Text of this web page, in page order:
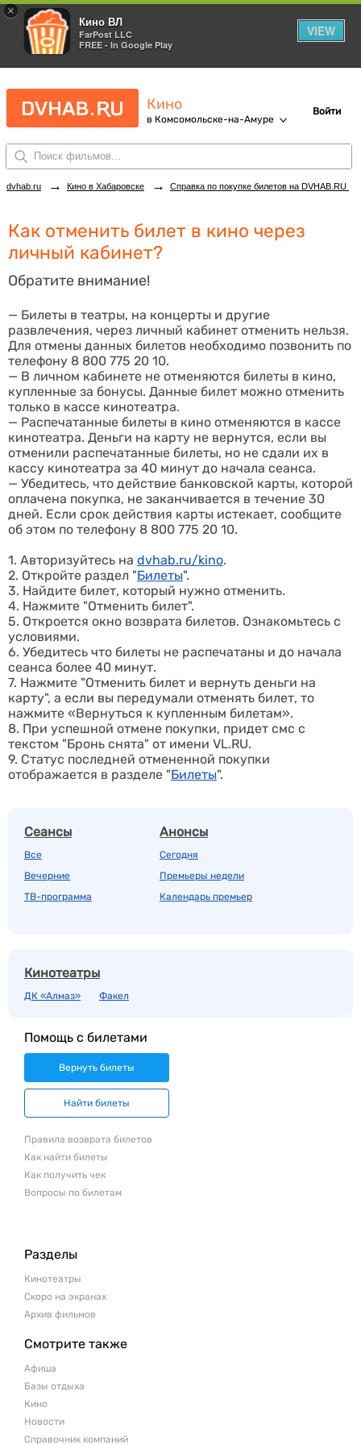
×
Кино ВЛ
FarPost LLC
FREE - In Google Play
VIEW
Кино
в Комсомольске-на-Амуре
Войти
dvhab.ru → Кино в Хабаровске → Справка по покупке билетов на DVHAB.RU
Как отменить билет в кино через
личный кабинет?
Обратите внимание!
— Билеты в театры, на концерты и другие
развлечения, через личный кабинет отменить нельзя.
Для отмены данных билетов необходимо позвонить по
телефону 8 800 775 20 10.
— В личном кабинете не отменяются билеты в кино,
купленные за бонусы. Данные билет можно отменить
только в кассе кинотеатра.
— Распечатанные билеты в кино отменяются в кассе
кинотеатра. Деньги на карту не вернутся, если вы
отменили распечатанные билеты, но не сдали их в
кассу кинотеатра за 40 минут до начала сеанса.
— Убедитесь, что действие банковской карты, которой
оплачена покупка, не заканчивается в течение 30
дней. Если срок действия карты истекает, сообщите
об этом по телефону 8 800 775 20 10.
1. Авторизуйтесь на dvhab.ru/kino.
2. Откройте раздел "Билеты".
3. Найдите билет, который нужно отменить.
4. Нажмите "Отменить билет".
5. Откроется окно возврата билетов. Ознакомьтесь с
условиями.
6. Убедитесь что билеты не распечатаны и до начала
сеанса более 40 минут.
7. Нажмите "Отменить билет и вернуть деньги на
карту", а если вы передумали отменять билет, то
нажмите «Вернуться к купленным билетам».
8. При успешной отмене покупки, придет смс с
текстом "Бронь снята" от имени VL.RU.
9. Статус последней отмененной покупки
отображается в разделе "Билеты".
Сеансы
Все
Вечерние
ТВ-программа
Анонсы
Сегодня
Премьеры недели
Календарь премьер
Кинотеатры
ДК «Алмаз» Факел
Помощь с билетами
Вернуть билеты
Найти билеты
Правила возврата билетов
Как найти билеты
Как получить чек
Вопросы по билетам
Разделы
Кинотеатры
Скоро на экранах
Архив фильмов
Смотрите также
Афиша
Базы отдыха
Кино
Новости
Справочник компаний